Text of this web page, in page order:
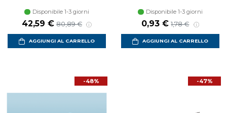
Disponibile 1-3 giorni
Prezzo scontato
42,59 € Prezzo di listino
80,89 €
AGGIUNGI AL CARRELLO
Disponibile 1-3 giorni
Prezzo scontato
0,93 € Prezzo di listino
1,78 €
AGGIUNGI AL CARRELLO
-48% -47%